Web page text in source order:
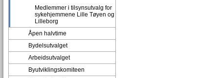
Medlemmer i tilsynsutvalg for
sykehjemmene Lille Tøyen og
Lilleborg
Åpen halvtime
Bydelsutvalget
Arbeidsutvalget
Byutviklingskomiteen